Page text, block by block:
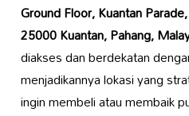
Ground Floor, Kuantan
25000 Kuantan, Pahang,
diakses dan berdekatan
menjadikannya lokasi yang
ingin membeli atau membaik